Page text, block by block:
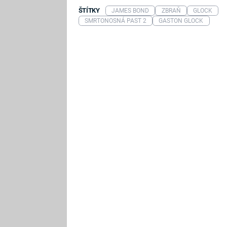
ŠTÍTKY JAMES BOND ZBRAŇ
GLOCK
SMRTONOSNÁ PAST 2
GASTON GLOCK